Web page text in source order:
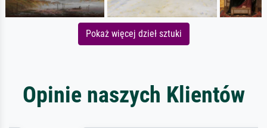
Pokaż więcej dzieł sztuki
Opinie naszych Klientów